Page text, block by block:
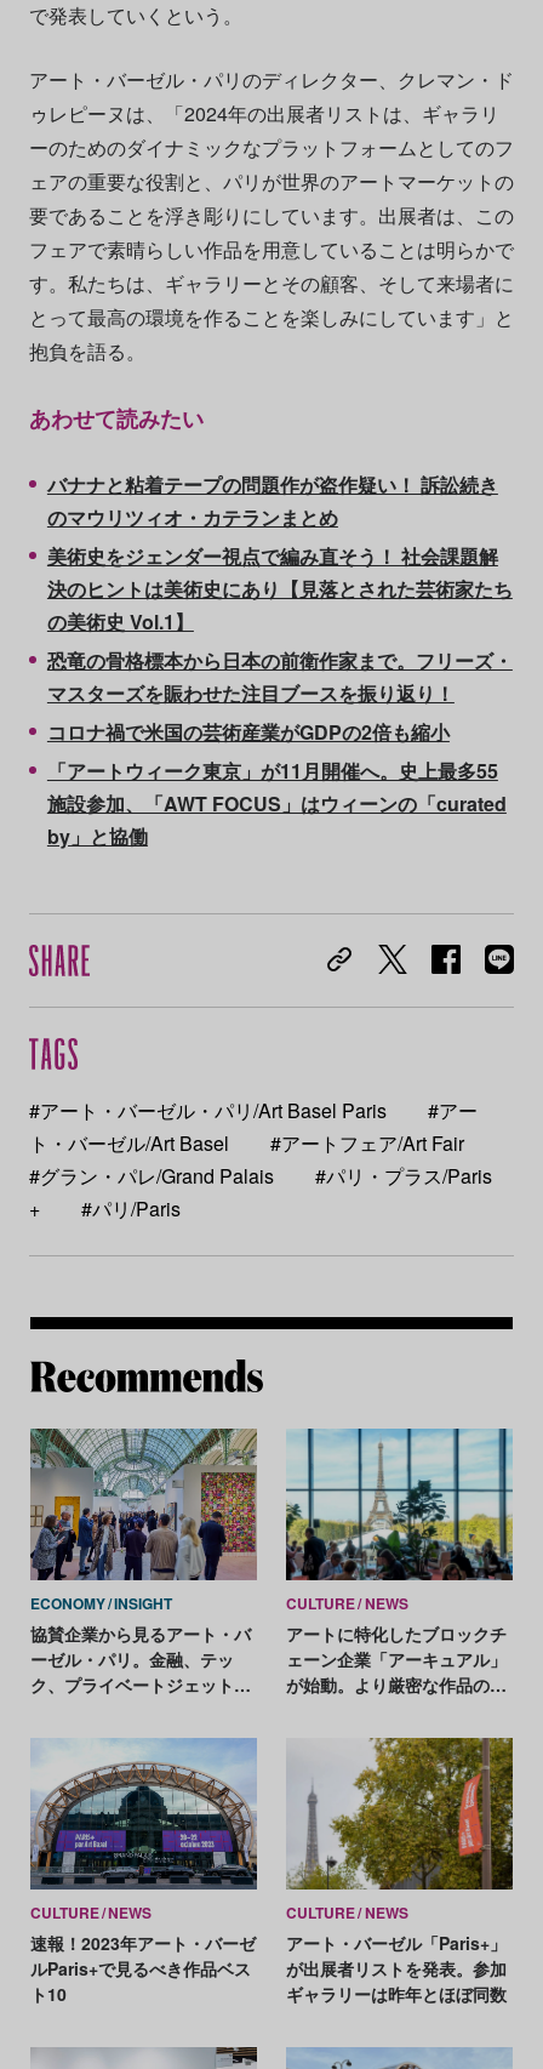
で発表していくという。
アート・バーゼル・パリのディレクター、クレマン・ド
ゥレピーヌは、「2024年の出展者リストは、ギャラリ
ーのためのダイナミックなプラットフォームとしてのフ
ェアの重要な役割と、パリが世界のアートマーケットの
要であることを浮き彫りにしています。出展者は、この
フェアで素晴らしい作品を用意していることは明らかで
す。私たちは、ギャラリーとその顧客、そして来場者に
とって最高の環境を作ることを楽しみにしています」と
抱負を語る。
あわせて読みたい
バナナと粘着テープの問題作が盗作疑い！ 訴訟続き
のマウリツィオ・カテランまとめ
美術史をジェンダー視点で編み直そう！ 社会課題解
決のヒントは美術史にあり【見落とされた芸術家たち
の美術史 Vol.1】
恐竜の骨格標本から日本の前衛作家まで。フリーズ・
マスターズを賑わせた注目ブースを振り返り！
コロナ禍で米国の芸術産業がGDPの2倍も縮小
「アートウィーク東京」が11月開催へ。史上最多55
施設参加、「AWT FOCUS」はウィーンの「curated
by」と協働
#アート・バーゼル・パリ/Art Basel Paris
#アー
ト・バーゼル/Art Basel
#アートフェア/Art Fair
#グラン・パレ/Grand Palais
#パリ・プラス/Paris
+
#パリ/Paris
ECONOMY INSIGHT
協賛企業から見るアート・バ
ーゼル・パリ。金融、テッ
ク、プライベートジェット、
CULTURE NEWS
アートに特化したブロックチ
ェーン企業「アーキュアル」
が始動。より厳密な作品の証
CULTURE NEWS
速報！2023年アート・バーゼ
ルParis+で見るべき作品ベス
ト10
CULTURE NEWS
アート・バーゼル「Paris+」
が出展者リストを発表。参加
ギャラリーは昨年とほぼ同数